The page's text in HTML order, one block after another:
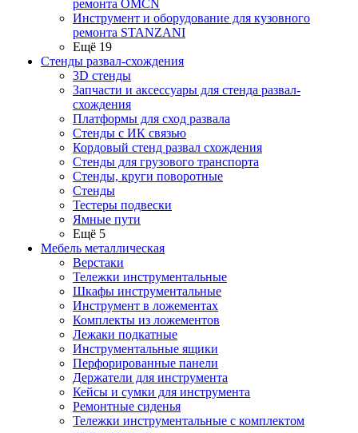
ремонта OMCN
Инструмент и оборудование для кузовного
ремонта STANZANI
Ещё 19
Стенды развал-схождения
3D стенды
Запчасти и аксессуары для стенда развал-
схождения
Платформы для сход развала
Стенды с ИК связью
Кордовый стенд развал схождения
Стенды для грузового транспорта
Стенды, круги поворотные
Стенды
Тестеры подвески
Ямные пути
Ещё 5
Мебель металлическая
Верстаки
Тележки инструментальные
Шкафы инструментальные
Инструмент в ложементах
Комплекты из ложементов
Лежаки подкатные
Инструментальные ящики
Перфорированные панели
Держатели для инструмента
Кейсы и сумки для инструмента
Ремонтные сиденья
Тележки инструментальные с комплектом